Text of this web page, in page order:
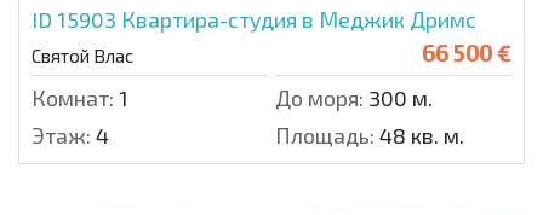
ID 15903 Квартира-студия в Меджик Дримс
Святой Влас 66 500 €
Комнат: 1 До моря: 300 м.
Этаж: 4 Площадь: 48 кв. м.